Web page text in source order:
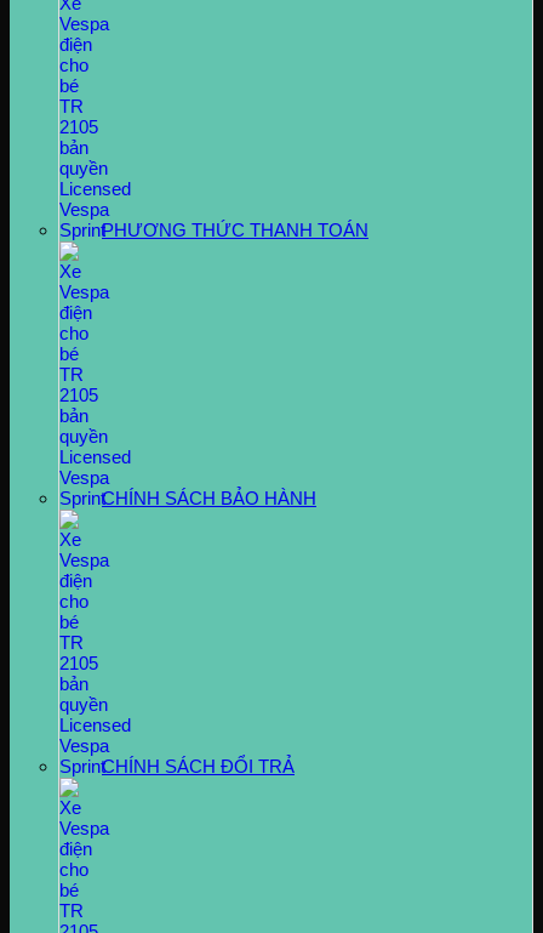
PHƯƠNG THỨC THANH TOÁN
CHÍNH SÁCH BẢO HÀNH
CHÍNH SÁCH ĐỔI TRẢ